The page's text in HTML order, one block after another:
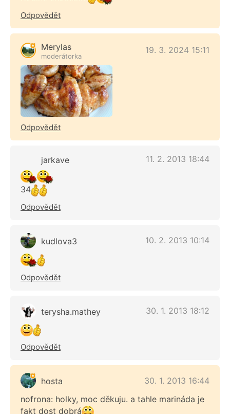
Odpovědět
Merylas
moderátorka
19. 3. 2024 15:11
Odpovědět
jarkave 11. 2. 2013 18:44
34
Odpovědět
kudlova3 10. 2. 2013 10:14
Odpovědět
terysha.mathey 30. 1. 2013 18:12
Odpovědět
hosta
30. 1. 2013 16:44
nofrona: holky, moc děkuju. a tahle marináda je
fakt dost dobrá